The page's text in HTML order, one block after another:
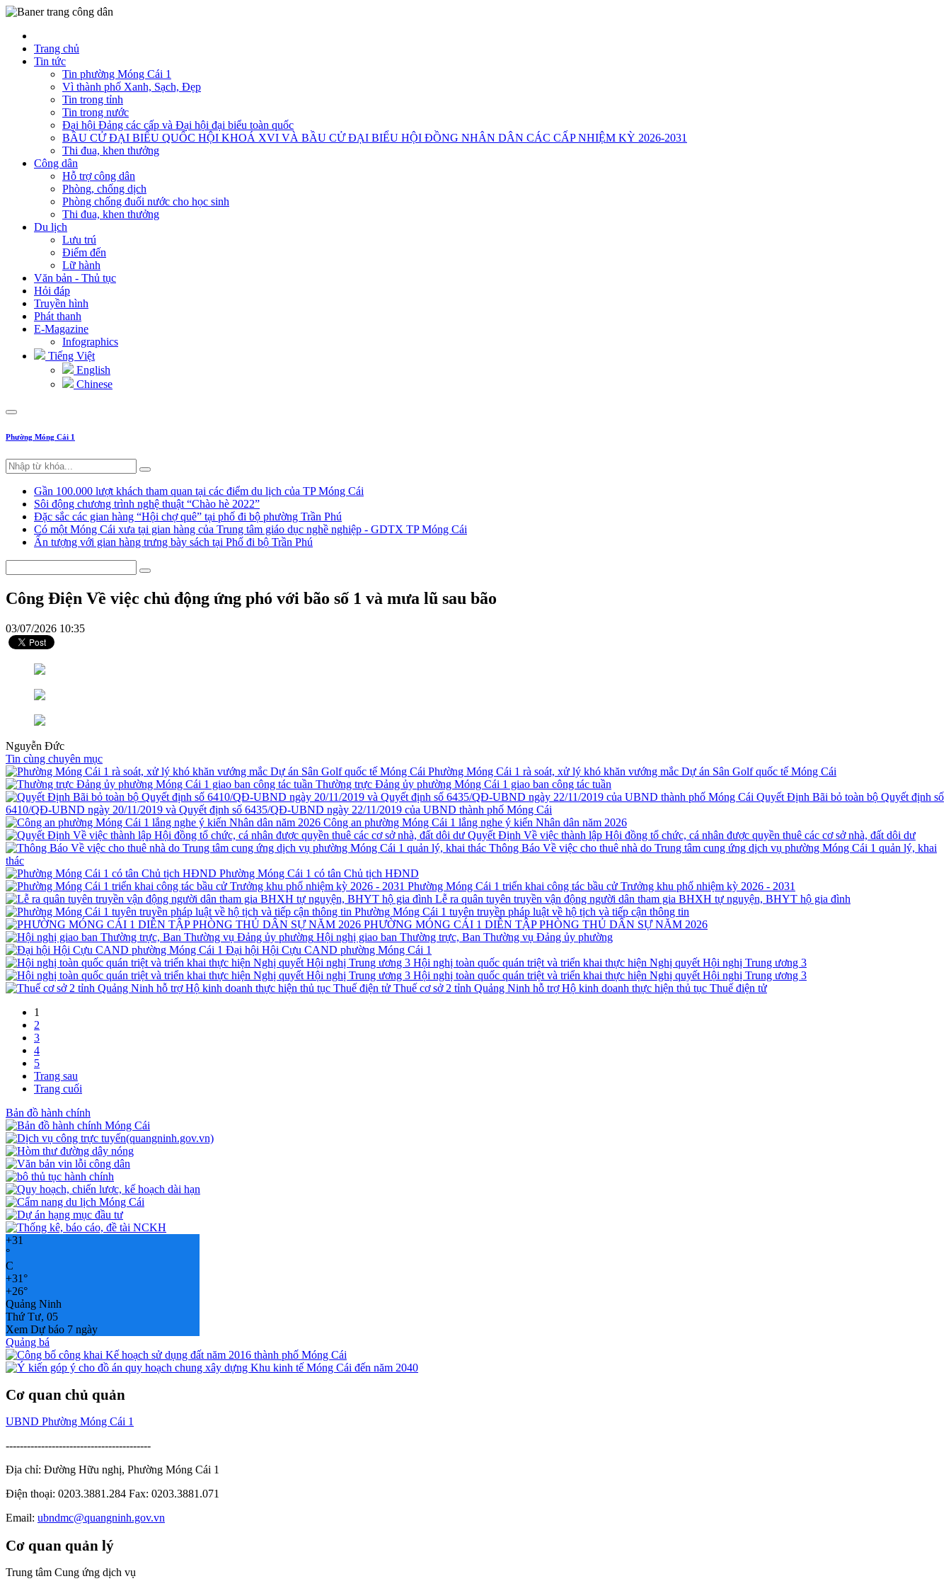
Trang chủ
Tin tức
Tin phường Móng Cái 1
Vì thành phố Xanh, Sạch, Đẹp
Tin trong tỉnh
Tin trong nước
Đại hội Đảng các cấp và Đại hội đại biểu toàn quốc
BẦU CỬ ĐẠI BIỂU QUỐC HỘI KHOÁ XVI VÀ BẦU CỬ ĐẠI BIỂU HỘI ĐỒNG NHÂN DÂN CÁC CẤP NHIỆM KỲ 2026-2031
Thi đua, khen thưởng
Công dân
Hỗ trợ công dân
Phòng, chống dịch
Phòng chống đuối nước cho học sinh
Thi đua, khen thưởng
Du lịch
Lưu trú
Điểm đến
Lữ hành
Văn bản - Thủ tục
Hỏi đáp
Truyền hình
Phát thanh
E-Magazine
Infographics
Tiếng Việt
English
Chinese
Phường Móng Cái 1
Gần 100.000 lượt khách tham quan tại các điểm du lịch của TP Móng Cái
Sôi động chương trình nghệ thuật “Chào hè 2022”
Đặc sắc các gian hàng “Hội chợ quê” tại phố đi bộ phường Trần Phú
Có một Móng Cái xưa tại gian hàng của Trung tâm giáo dục nghề nghiệp - GDTX TP Móng Cái
Ấn tượng với gian hàng trưng bày sách tại Phố đi bộ Trần Phú
Công Điện Về việc chủ động ứng phó với bão số 1 và mưa lũ sau bão
03/07/2026 10:35
Nguyễn Đức
Tin cùng chuyên mục
Phường Móng Cái 1 rà soát, xử lý khó khăn vướng mắc Dự án Sân Golf quốc tế Móng Cái
Thường trực Đảng ủy phường Móng Cái 1 giao ban công tác tuần
Quyết Định Bãi bỏ toàn bộ Quyết định số
6410/QĐ-UBND ngày 20/11/2019 và Quyết định số 6435/QĐ-UBND ngày 22/11/2019 của UBND thành phố Móng Cái
Công an phường Móng Cái 1 lắng nghe ý kiến Nhân dân năm 2026
Quyết Định Về việc thành lập Hội đồng tổ chức, cá nhân được quyền thuê các cơ sở nhà, đất dôi dư
Thông Báo Về việc cho thuê nhà do Trung tâm cung ứng dịch vụ phường Móng Cái 1 quản lý, khai
thác
Phường Móng Cái 1 có tân Chủ tịch HĐND
Phường Móng Cái 1 triển khai công tác bầu cử Trưởng khu phố nhiệm kỳ 2026 - 2031
Lễ ra quân tuyên truyền vận động người dân tham gia BHXH tự nguyện, BHYT hộ gia đình
Phường Móng Cái 1 tuyên truyền pháp luật về hộ tịch và tiếp cận thông tin
PHƯỜNG MÓNG CÁI 1 DIỄN TẬP PHÒNG THỦ DÂN SỰ NĂM 2026
Hội nghị giao ban Thường trực, Ban Thường vụ Đảng ủy phường
Đại hội Hội Cựu CAND phường Móng Cái 1
Hội nghị toàn quốc quán triệt và triển khai thực hiện Nghị quyết Hội nghị Trung ương 3
Hội nghị toàn quốc quán triệt và triển khai thực hiện Nghị quyết Hội nghị Trung ương 3
Thuế cơ sở 2 tỉnh Quảng Ninh hỗ trợ Hộ kinh doanh thực hiện thủ tục Thuế điện tử
1
2
3
4
5
Trang sau
Trang cuối
Bản đồ hành chính
+31
°
C
+31°
+26°
Quảng Ninh
Thứ Tư, 05
Xem Dự báo 7 ngày
Quảng bá
Cơ quan chủ quản
UBND Phường Móng Cái 1
-----------------------------------------
Địa chỉ: Đường Hữu nghị, Phường Móng Cái 1
Điện thoại: 0203.3881.284 Fax: 0203.3881.071
Email: ubndmc@quangninh.gov.vn
Cơ quan quản lý
Trung tâm Cung ứng dịch vụ